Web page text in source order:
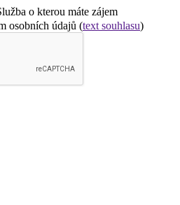
o kterou máte zájem
osobních údajů (text souhlasu)